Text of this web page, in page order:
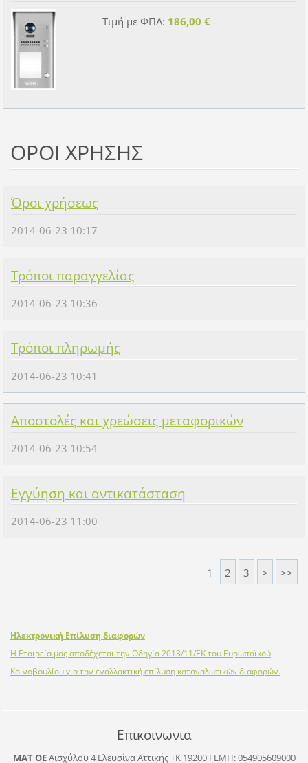
Τιμή με ΦΠΑ: 186,00 €
ΟΡΟΙ ΧΡΗΣΗΣ
Όροι χρήσεως
2014-06-23 10:17
Τρόποι παραγγελίας
2014-06-23 10:36
Τρόποι πληρωμής
2014-06-23 10:41
Αποστολές και χρεώσεις μεταφορικών
2014-06-23 10:54
Εγγύηση και αντικατάσταση
2014-06-23 11:00
1 2 3 > >>
Ηλεκτρονική Επίλυση διαφορών
Η Εταιρεία μας αποδέχεται την Οδηγία 2013/11/ΕΚ του Ευρωπαϊκού
Κοινοβουλίου για την εναλλακτική επίλυση καταναλωτικών διαφορών.
Επικοινωνια
ΜΑΤ ΟΕΑισχύλου 4 Ελευσίνα Αττικής ΤΚ 19200ΓΕΜΗ: 054905609000